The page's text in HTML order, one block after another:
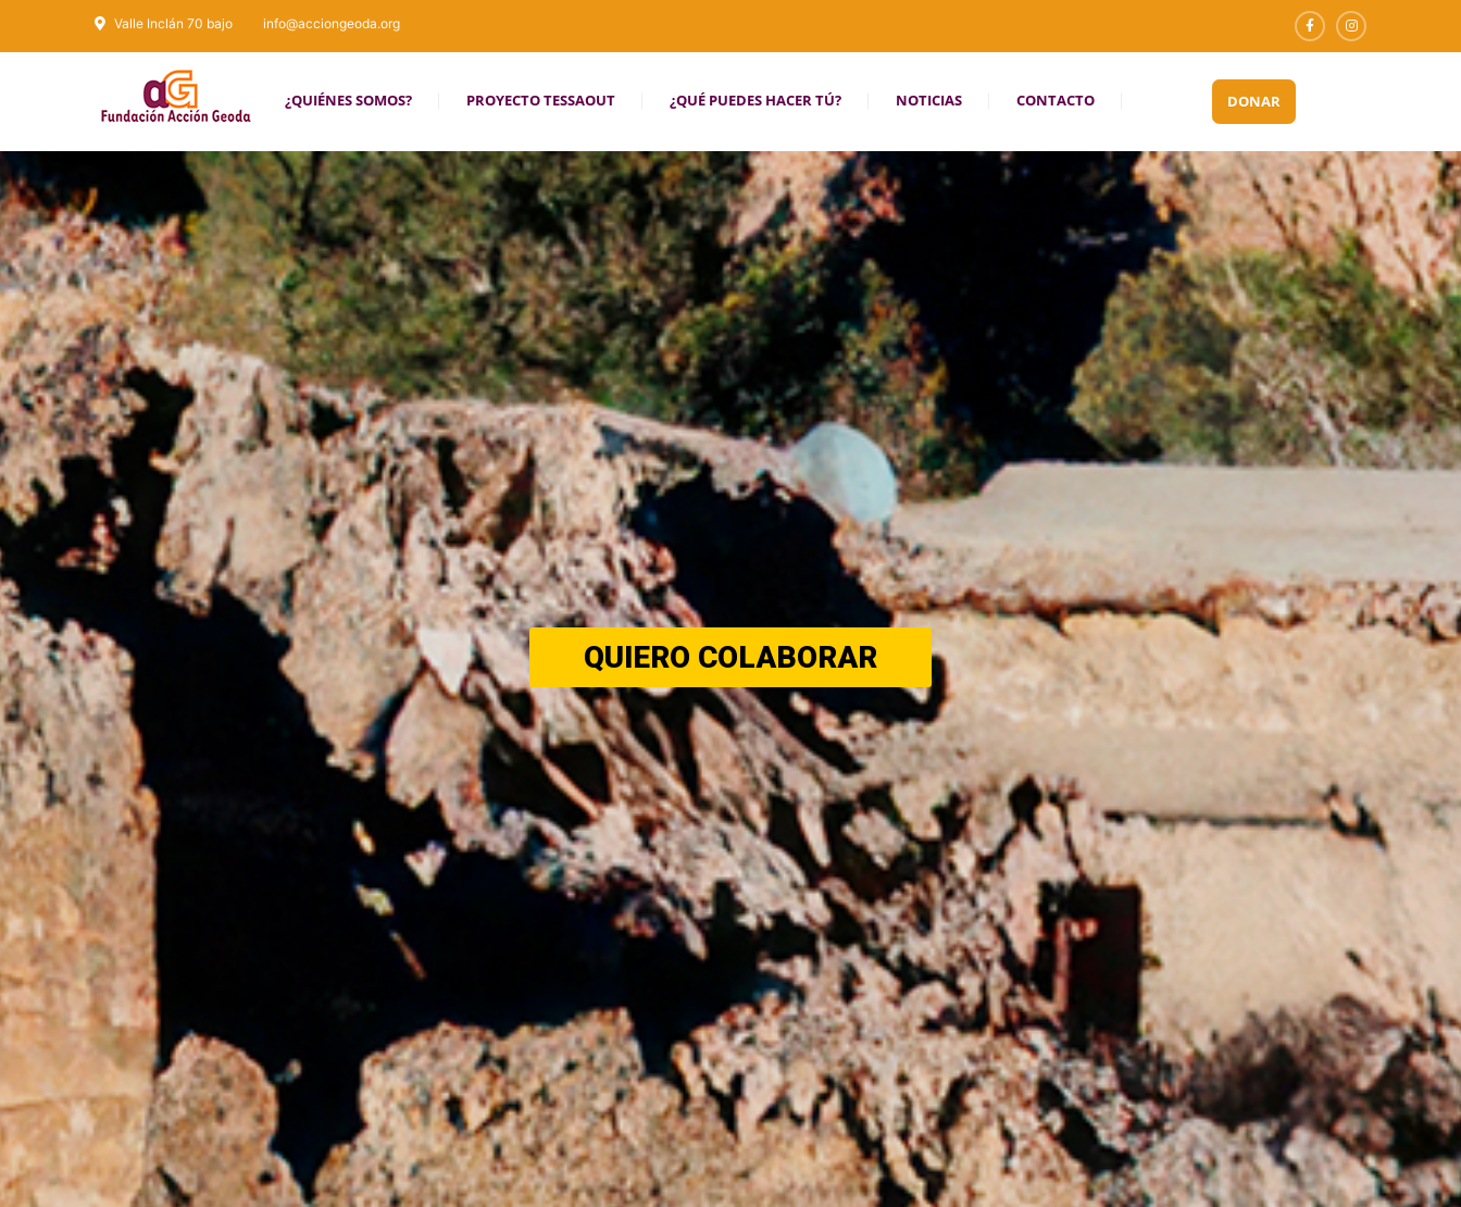
Valle Inclán 70 bajo info@acciongeoda.org
¿QUIÉNES SOMOS? PROYECTO TESSAOUT ¿QUÉ PUEDES HACER TÚ? NOTICIAS CONTACTO DONAR
QUIERO COLABORAR